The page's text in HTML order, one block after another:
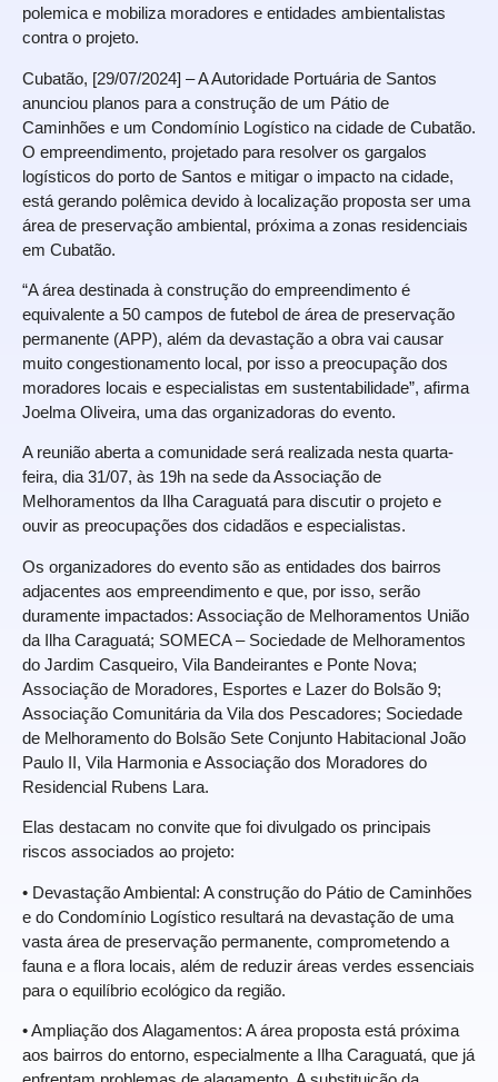
polemica e mobiliza moradores e entidades ambientalistas
contra o projeto.
Cubatão, [29/07/2024] – A Autoridade Portuária de Santos
anunciou planos para a construção de um Pátio de
Caminhões e um Condomínio Logístico na cidade de Cubatão.
O empreendimento, projetado para resolver os gargalos
logísticos do porto de Santos e mitigar o impacto na cidade,
está gerando polêmica devido à localização proposta ser uma
área de preservação ambiental, próxima a zonas residenciais
em Cubatão.
“A área destinada à construção do empreendimento é
equivalente a 50 campos de futebol de área de preservação
permanente (APP), além da devastação a obra vai causar
muito congestionamento local, por isso a preocupação dos
moradores locais e especialistas em sustentabilidade”, afirma
Joelma Oliveira, uma das organizadoras do evento.
A reunião aberta a comunidade será realizada nesta quarta-
feira, dia 31/07, às 19h na sede da Associação de
Melhoramentos da Ilha Caraguatá para discutir o projeto e
ouvir as preocupações dos cidadãos e especialistas.
Os organizadores do evento são as entidades dos bairros
adjacentes aos empreendimento e que, por isso, serão
duramente impactados: Associação de Melhoramentos União
da Ilha Caraguatá; SOMECA – Sociedade de Melhoramentos
do Jardim Casqueiro, Vila Bandeirantes e Ponte Nova;
Associação de Moradores, Esportes e Lazer do Bolsão 9;
Associação Comunitária da Vila dos Pescadores; Sociedade
de Melhoramento do Bolsão Sete Conjunto Habitacional João
Paulo II, Vila Harmonia e Associação dos Moradores do
Residencial Rubens Lara.
Elas destacam no convite que foi divulgado os principais
riscos associados ao projeto:
• Devastação Ambiental: A construção do Pátio de Caminhões
e do Condomínio Logístico resultará na devastação de uma
vasta área de preservação permanente, comprometendo a
fauna e a flora locais, além de reduzir áreas verdes essenciais
para o equilíbrio ecológico da região.
• Ampliação dos Alagamentos: A área proposta está próxima
aos bairros do entorno, especialmente a Ilha Caraguatá, que já